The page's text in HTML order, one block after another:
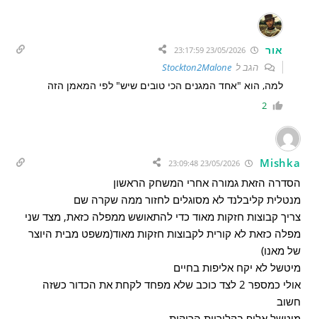
אור
הגב לStockton2Malone
למה, הוא "אחד המגנים הכי טובים שיש" לפי המאמן הזה
2
Mishka
הסדרה הזאת גמורה אחרי המשחק הראשון
מנטלית קליבלנד לא מסוגלים לחזור ממה שקרה שם
צריך קבוצות חזקות מאוד כדי להתאושש ממפלה כזאת, מצד שני
מפלה כזאת לא קורית לקבוצות חזקות מאוד(משפט מבית היוצר
של מאנו)
מיטשל לא יקח אליפות בחיים
אולי כמספר 2 לצד כוכב שלא מפחד לקחת את הכדור כשזה
חשוב